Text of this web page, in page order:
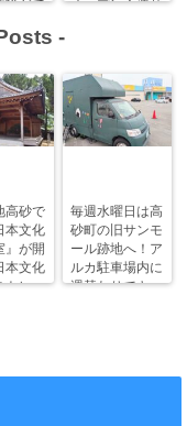
験がで
オープン！週替
-
高砂で
本文化
』が開
本文化
トレー
毎週水曜日は高
砂町の旧サンモ
ール跡地へ！ア
ルカ駐車場内に
週替わりでキッ